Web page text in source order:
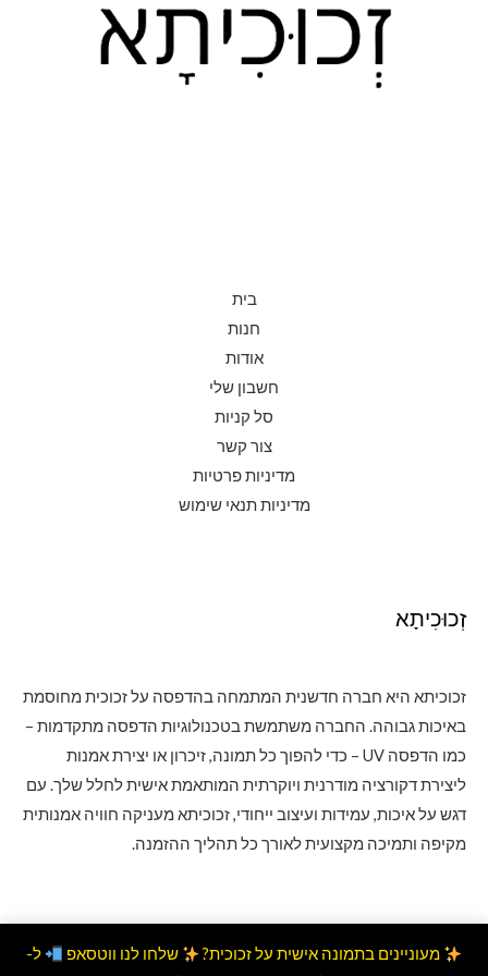
מעוניינים בתמונה אישית על זכוכית? שלחו לנו ווטסאפ
ל-
בית
חנות
אודות
חשבון שלי
סל קניות
צור קשר
מדיניות פרטיות
מדיניות תנאי שימוש
זְכוּכִיתָא
זכוכיתא היא חברה חדשנית המתמחה בהדפסה על זכוכית מחוסמת
באיכות גבוהה. החברה משתמשת בטכנולוגיות הדפסה מתקדמות –
כמו הדפסה UV – כדי להפוך כל תמונה, זיכרון או יצירת אמנות
ליצירת דקורציה מודרנית ויוקרתית המותאמת אישית לחלל שלך. עם
דגש על איכות, עמידות ועיצוב ייחודי, זכוכיתא מעניקה חוויה אמנותית
מקיפה ותמיכה מקצועית לאורך כל תהליך ההזמנה.